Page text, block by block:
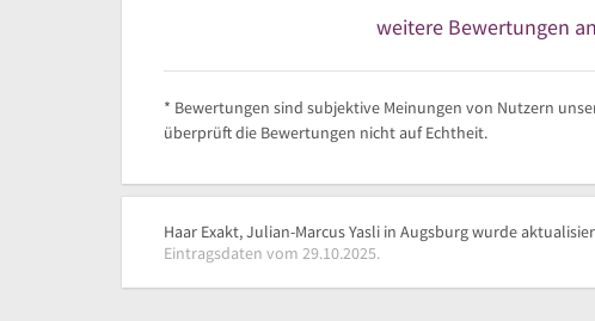
weitere Bewertungen
* Bewertungen sind subjektive Meinungen von Nutzern
überprüft die Bewertungen nicht auf Echtheit.
Haar Exakt, Julian-Marcus Yasli in Augsburg wurde
Eintragsdaten vom 29.10.2025.